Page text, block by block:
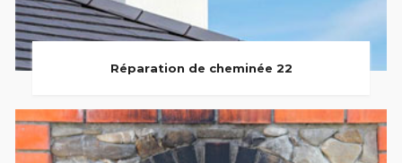
Réparation de cheminée 22